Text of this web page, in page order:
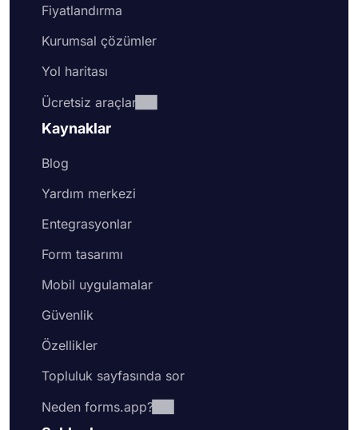
Fiyatlandırma
Kurumsal çözümler
Yol haritası
Ücretsiz araçlar
Kaynaklar
Blog
Yardım merkezi
Entegrasyonlar
Form tasarımı
Mobil uygulamalar
Güvenlik
Özellikler
Topluluk sayfasında sor
Neden forms.app?